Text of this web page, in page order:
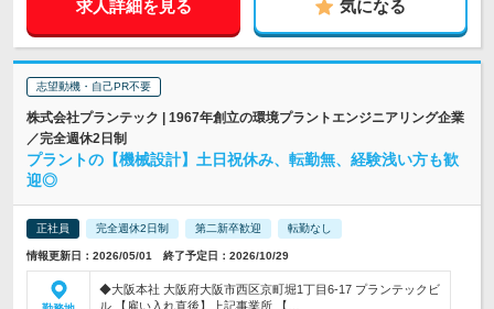
求人詳細を見る 気になる
志望動機・自己PR不要
株式会社プランテック | 1967年創立の環境プラントエンジニアリング企業
／完全週休2日制
プラントの【機械設計】土日祝休み、転勤無、経験浅い方も歓
迎◎
正社員 完全週休2日制 第二新卒歓迎 転勤なし
情報更新日：2026/05/01 終了予定日：2026/10/29
◆大阪本社 大阪府大阪市西区京町堀1丁目6-17 プランテックビ
ル 【雇い入れ直後】上記事業所 【…